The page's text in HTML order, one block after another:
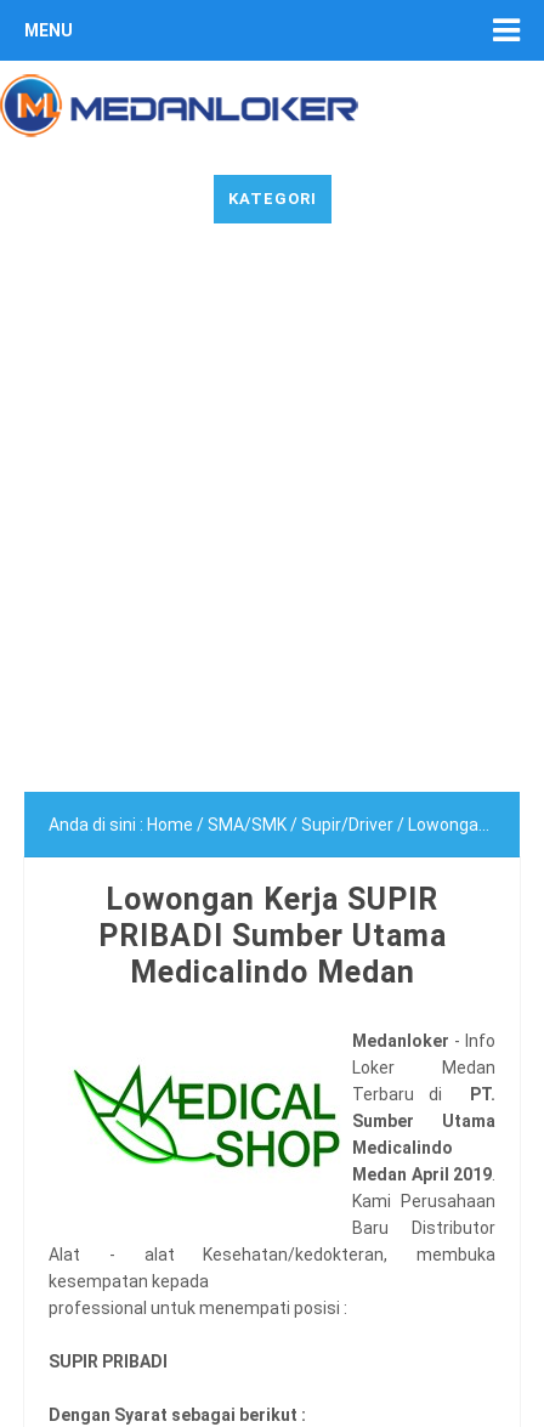
MENU
KATEGORI
Anda di sini : Home /SMA/SMK/Supir/Driver/ Lowongan Kerja SUPIR PRIBADI Sumber Utama Medicalindo Medan
Lowongan Kerja SUPIR
PRIBADI Sumber Utama
Medicalindo Medan
Medanloker - Info
Loker Medan
Terbaru di
PT.
Sumber Utama
Medicalindo
Medan April 2019
Kami Perusahaan
Baru Distributor
Alat - alat Kesehatan/kedokteran, membuka
kesempatan kepada
professional untuk menempati posisi :
SUPIR PRIBADI
Dengan Syarat sebagai berikut :